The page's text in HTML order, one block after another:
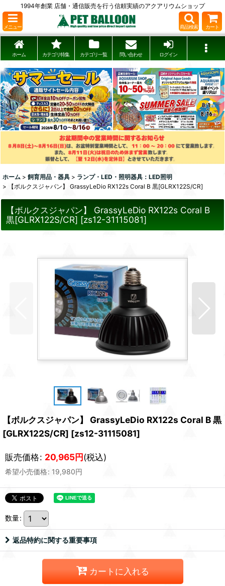
1994年創業 店舗・通信販売を行う信頼実績のアクアリウムショップ
メニュー 商品検索 カート
ホーム カテゴリ特集 カテゴリ一覧 問い合わせ ログイン
ホーム > 飼育用品・器具 > ランプ・LED・照明器具：LED照明
>
【ボルクスジャパン】 GrassyLeDio RX122s Coral B 黒[GLRX122S/CR]
【ボルクスジャパン】 GrassyLeDio RX122s Coral B
黒[GLRX122S/CR] [zs12-31115081]
【ボルクスジャパン】 GrassyLeDio RX122s Coral B 黒
[GLRX122S/CR] [zs12-31115081]
販売価格: 20,965円(税込)
希望小売価格: 19,980円
数量:
返品特約に関する重要事項
カートに入れる